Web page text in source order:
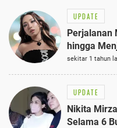
UPDATE
Perjalanan
hingga
sekitar 1 tahun
UPDATE
Nikita
Selama 6